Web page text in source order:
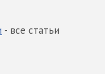
- все статьи